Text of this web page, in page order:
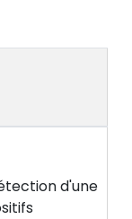
d'une